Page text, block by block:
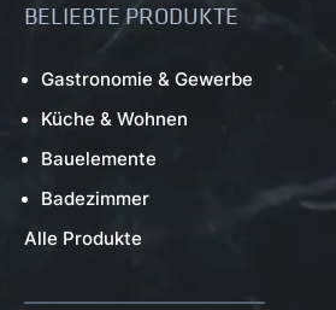
BELIEBTE PRODUKTE
Gastronomie & Gewerbe
Küche & Wohnen
Bauelemente
Badezimmer
Alle Produkte